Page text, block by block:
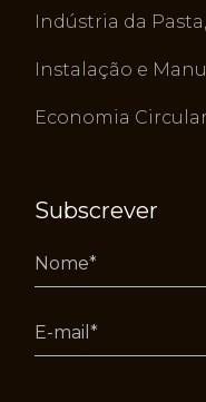
Indústria da
Instalação e
Economia Circular
Subscrever